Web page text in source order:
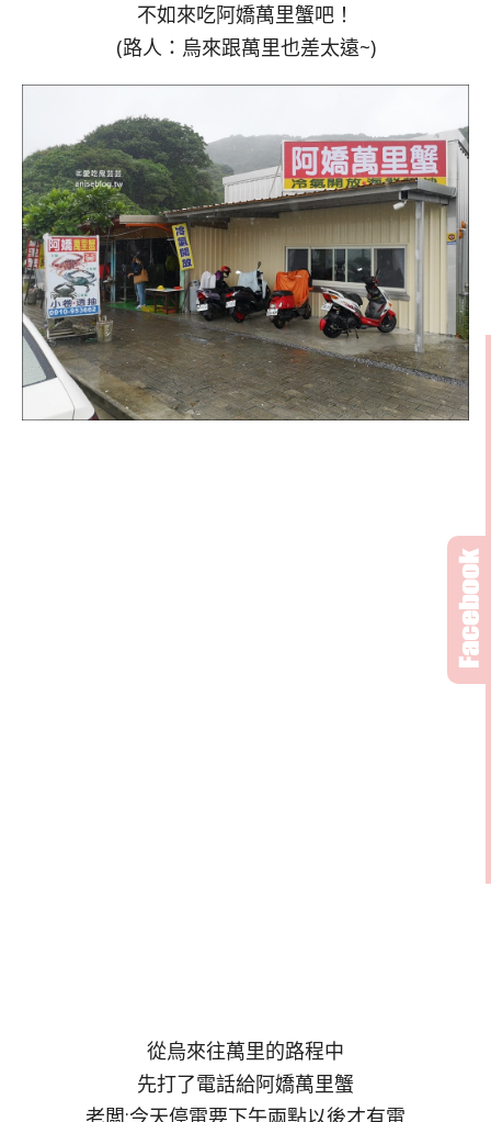
不如來吃阿嬌萬里蟹吧！
(路人：烏來跟萬里也差太遠~)
從烏來往萬里的路程中
先打了電話給阿嬌萬里蟹
老闆:今天停電要下午兩點以後才有電